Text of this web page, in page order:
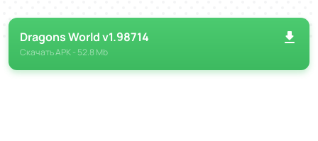
для драконов, сбор ресурсов и упорядочивание
территорий превращают игру в увлекательное
сочетание тактики и управления.
Dragons World v1.98714
СкачатьAPK- 52.8 Mb